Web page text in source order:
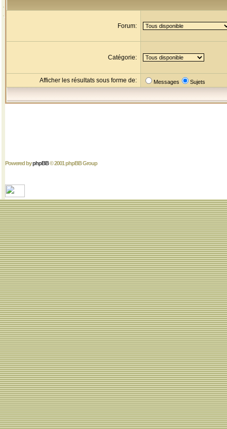
Forum:
Catégorie:
Afficher les résultats sous forme de: Messages Sujets
Powered byphpBB© 2001 phpBB Group